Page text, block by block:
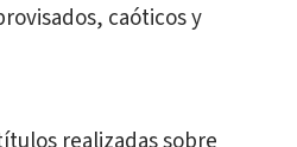
caóticos y